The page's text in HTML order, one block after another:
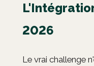
2026
Le vrai challenge